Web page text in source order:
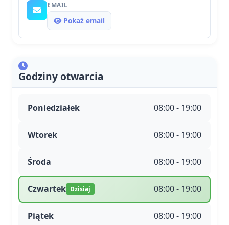
EMAIL
Pokaż email
Godziny otwarcia
Poniedziałek 08:00 - 19:00
Wtorek 08:00 - 19:00
Środa 08:00 - 19:00
Czwartek Dzisiaj 08:00 - 19:00
Piątek 08:00 - 19:00